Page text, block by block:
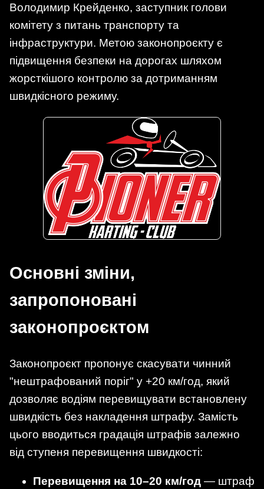
Володимир Крейденко, заступник голови
комітету з питань транспорту та
інфраструктури. Метою законопроєкту є
підвищення безпеки на дорогах шляхом
жорсткішого контролю за дотриманням
швидкісного режиму.
Основні зміни,
запропоновані
законопроєктом
Законопроєкт пропонує скасувати чинний
"нештрафований поріг" у +20 км/год, який
дозволяє водіям перевищувати встановлену
швидкість без накладення штрафу. Замість
цього вводиться градація штрафів залежно
від ступеня перевищення швидкості:
Перевищення на 10–20 км/год — штраф